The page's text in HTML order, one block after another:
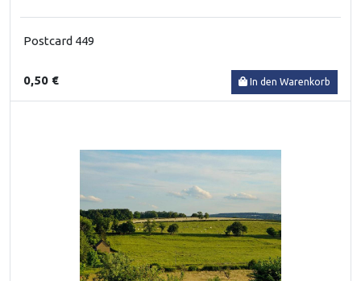
Postcard 449
0,50 € In den Warenkorb